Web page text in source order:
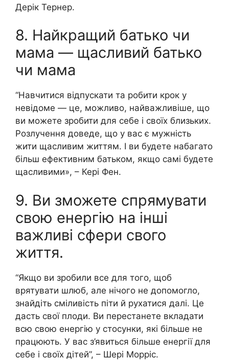
Дерік Тернер.
8. Найкращий батько чи
мама — щасливий батько
чи мама
“Навчитися відпускати та робити крок у
невідоме — це, можливо, найважливіше, що
ви можете зробити для себе і своїх близьких.
Розлучення доведе, що у вас є мужність
жити щасливим життям. І ви будете набагато
більш ефективним батьком, якщо самі будете
щасливими», – Кері Фен.
9. Ви зможете спрямувати
свою енергію на інші
важливі сфери свого
життя.
“Якщо ви зробили все для того, щоб
врятувати шлюб, але нічого не допомогло,
знайдіть сміливість піти й рухатися далі. Це
дасть свої плоди. Ви перестанете вкладати
всю свою енергію у стосунки, які більше не
працюють. У вас з’явиться більше енергії для
себе і своїх дітей”, – Шері Морріс.